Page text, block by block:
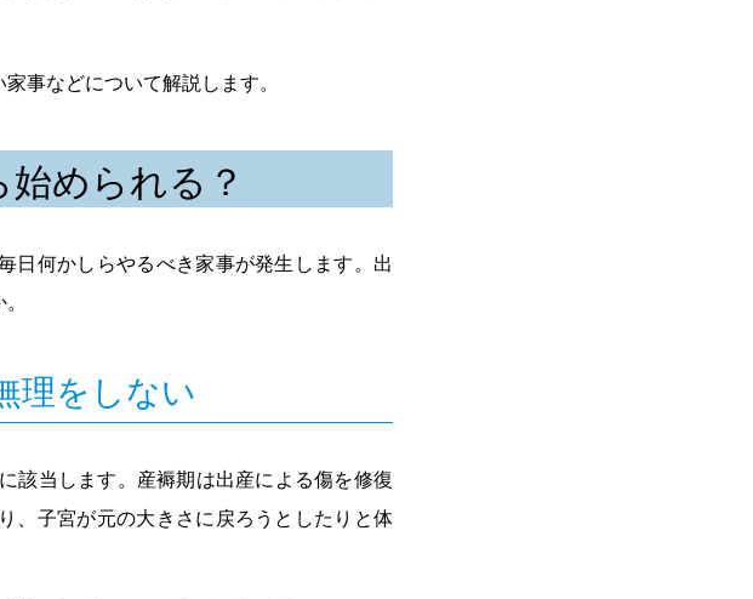
事などについて解説します。
められる？
日何かしらやるべき家事が発生します。出
理をしない
該当します。産褥期は出産による傷を修復
、子宮が元の大きさに戻ろうとしたりと体